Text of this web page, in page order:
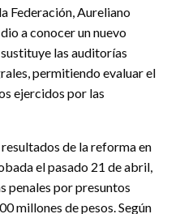
Federación, Aureliano
a conocer un nuevo
las auditorías
permitiendo evaluar el
ejercidos por las
de la reforma en
el pasado 21 de abril,
penales por presuntos
millones de pesos. Según